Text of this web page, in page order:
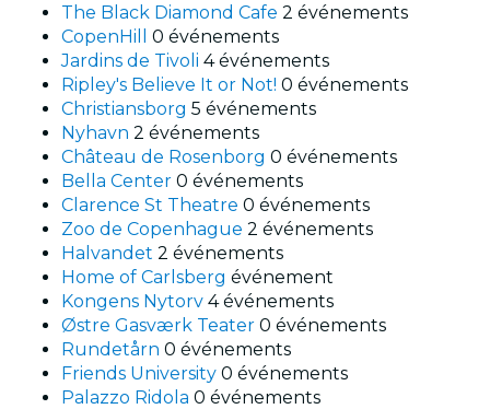
The Black Diamond Cafe 2 événements
CopenHill 0 événements
Jardins de Tivoli 4 événements
Ripley's Believe It or Not! 0 événements
Christiansborg 5 événements
Nyhavn 2 événements
Château de Rosenborg 0 événements
Bella Center 0 événements
Clarence St Theatre 0 événements
Zoo de Copenhague 2 événements
Halvandet 2 événements
Home of Carlsberg événement
Kongens Nytorv 4 événements
Østre Gasværk Teater 0 événements
Rundetårn 0 événements
Friends University 0 événements
Palazzo Ridola 0 événements